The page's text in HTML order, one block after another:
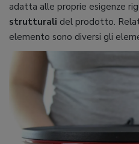
adatta alle proprie esigenze
strutturali del prodotto.
elemento sono diversi gli